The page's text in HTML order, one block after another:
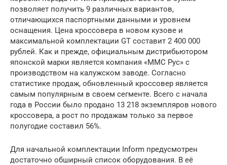
позволяет получить 9 различных вариантов,
отличающихся паспортными данными и уровнем
оснащения. Цена кроссовера в новом кузове и
максимальной комплектации GT составит 2 400 000
рублей. Как и прежде, официальным дистрибьютором
японской марки является компания «ММС Рус» с
производством на калужском заводе. Согласно
статистике продаж, обновленный кроссовер является
самым популярным в своем сегменте. Всего с начала
года в России было продано 13 218 экземпляров нового
кроссовера, а рост по продажам только за первое
полугодие составил 56%.
Для начальной комплектации Inform предусмотрен
достаточно обширный список оборудования. В её